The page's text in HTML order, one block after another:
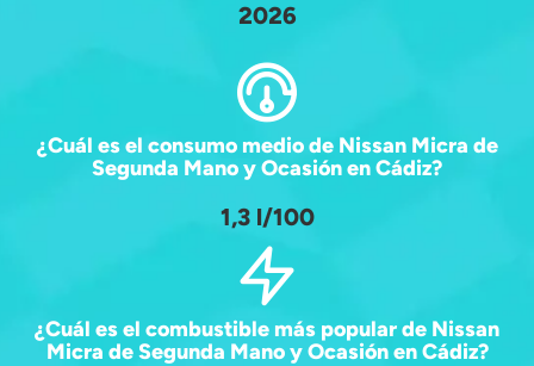
2026
¿Cuál es el consumo medio de Nissan Micra de
Segunda Mano y Ocasión en Cádiz?
1,3 l/100
¿Cuál es el combustible más popular de Nissan
Micra de Segunda Mano y Ocasión en Cádiz?